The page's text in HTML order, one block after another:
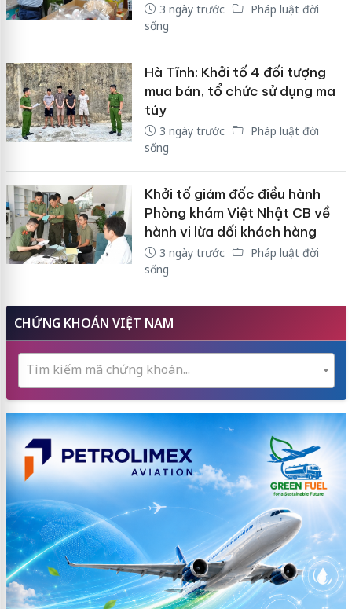
3 ngày trước
Pháp luật đời
sống
Hà Tĩnh: Khởi tố 4 đối tượng
mua bán, tổ chức sử dụng ma
túy
3 ngày trước
Pháp luật đời
sống
Khởi tố giám đốc điều hành
Phòng khám Việt Nhật CB về
hành vi lừa dối khách hàng
3 ngày trước
Pháp luật đời
sống
CHỨNG KHOÁN VIỆT NAM
Tìm kiếm mã chứng khoán...